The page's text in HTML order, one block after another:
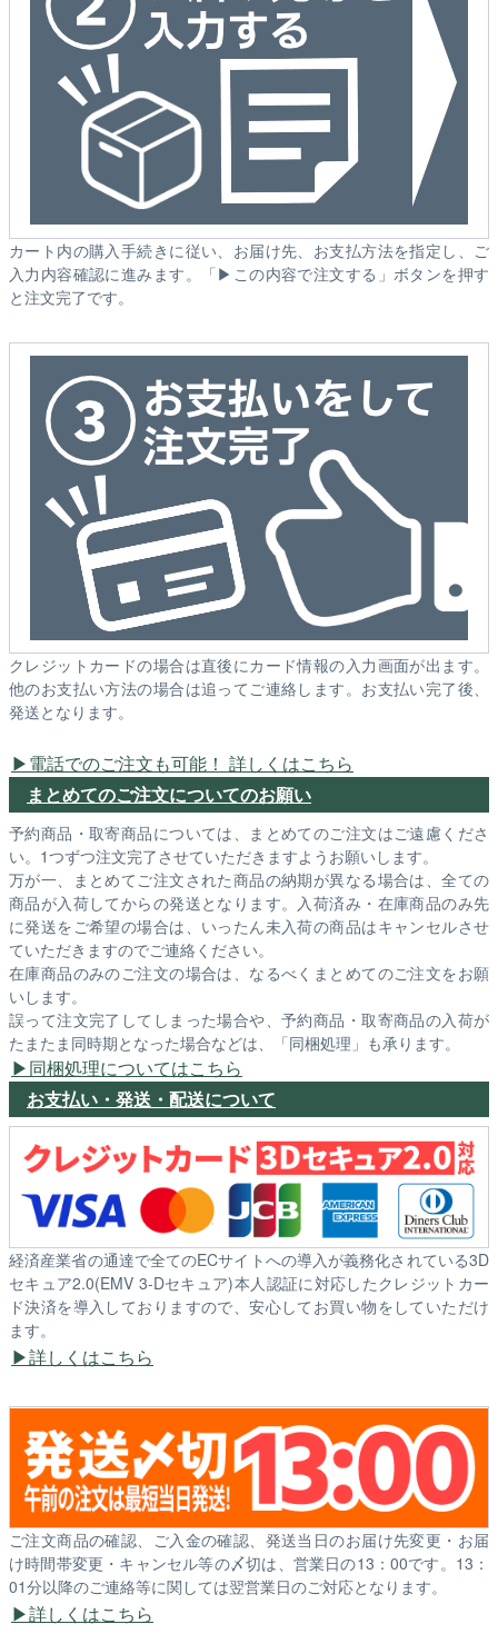
カート内の購入手続きに従い、お届け先、お支払方法を指定し、ご
入力内容確認に進みます。「▶この内容で注文する」ボタンを押す
と注文完了です。
クレジットカードの場合は直後にカード情報の入力画面が出ます。
他のお支払い方法の場合は追ってご連絡します。お支払い完了後、
発送となります。
電話でのご注文も可能！ 詳しくはこちら
まとめてのご注文についてのお願い
予約商品・取寄商品については、まとめてのご注文はご遠慮くださ
い。1つずつ注文完了させていただきますようお願いします。
万が一、まとめてご注文された商品の納期が異なる場合は、全ての
商品が入荷してからの発送となります。入荷済み・在庫商品のみ先
に発送をご希望の場合は、いったん未入荷の商品はキャンセルさせ
ていただきますのでご連絡ください。
在庫商品のみのご注文の場合は、なるべくまとめてのご注文をお願
いします。
誤って注文完了してしまった場合や、予約商品・取寄商品の入荷が
たまたま同時期となった場合などは、「同梱処理」も承ります。
同梱処理についてはこちら
お支払い・発送・配送について
経済産業省の通達で全てのECサイトへの導入が義務化されている3D
セキュア2.0(EMV 3-Dセキュア)本人認証に対応したクレジットカー
ド決済を導入しておりますので、安心してお買い物をしていただけ
ます。
詳しくはこちら
ご注文商品の確認、ご入金の確認、発送当日のお届け先変更・お届
け時間帯変更・キャンセル等の〆切は、営業日の13：00です。13：
01分以降のご連絡等に関しては翌営業日のご対応となります。
詳しくはこちら